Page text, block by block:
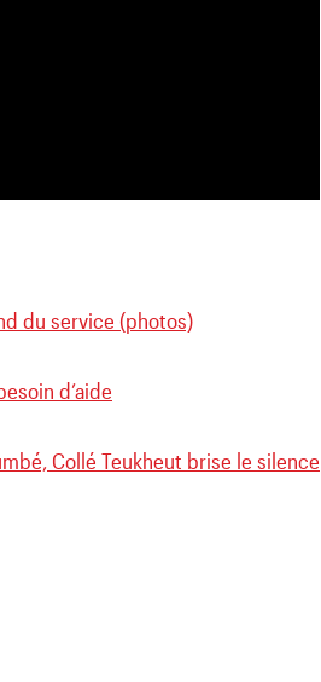
du service (photos)
d’aide
Collé Teukheut brise le silence